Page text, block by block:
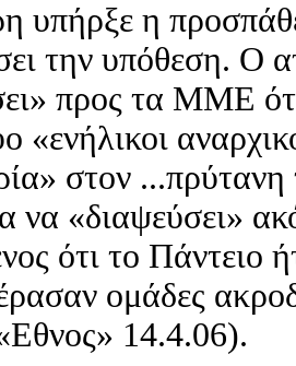
υπήρξε η
την υπόθεση. Ο
προς τα ΜΜΕ
«ενήλικοι
στον ...πρύτανη
να «διαψεύσει»
ότι το
ομάδες
14.4.06).